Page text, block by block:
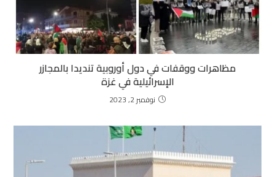
مظاهرات ووقفات في دول أوروبية تنديدا بالمجازر
الإسرائيلية في غزة
نوفمبر 2, 2023